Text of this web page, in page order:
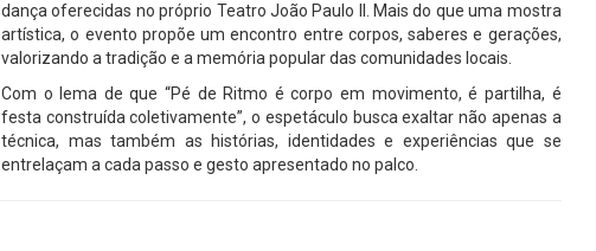
dança oferecidas no próprio Teatro João Paulo II. Mais do que uma mostra
artística, o evento propõe um encontro entre corpos, saberes e gerações,
valorizando a tradição e a memória popular das comunidades locais.
Com o lema de que “Pé de Ritmo é corpo em movimento, é partilha, é
festa construída coletivamente”, o espetáculo busca exaltar não apenas a
técnica, mas também as histórias, identidades e experiências que se
entrelaçam a cada passo e gesto apresentado no palco.